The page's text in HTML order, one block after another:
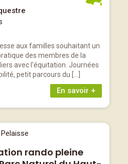
aux familles souhaitant un
des membres de la
avec l'équitation. Journées
petit parcours du […]
En savoir +
rando pleine